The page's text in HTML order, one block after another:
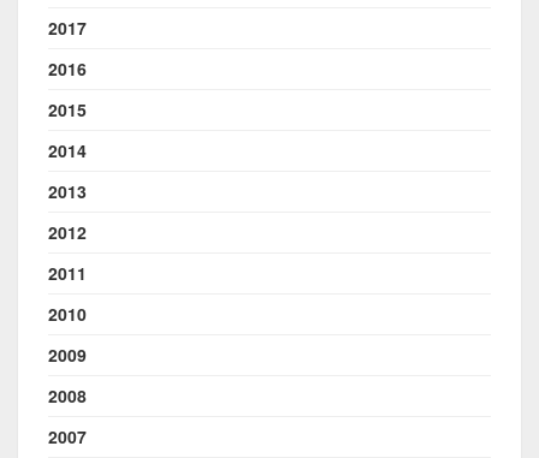
2017
2016
2015
2014
2013
2012
2011
2010
2009
2008
2007